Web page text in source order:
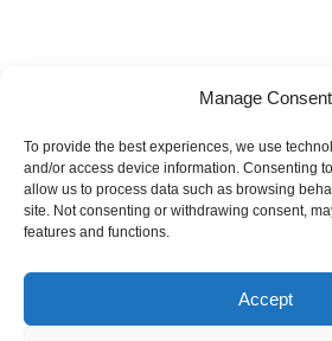
Manage Consent
To provide the best experiences, we use
and/or access device information. Consenting
allow us to process data such as browsing
site. Not consenting or withdrawing consent,
features and functions.
Accept
Sistema de entrenamiento Botom-up
El Ligamento Cruzado Anterior (LCA):
Recuperación
Alimentación intuitiva
Impacto del ejercicio físico sobre la salud